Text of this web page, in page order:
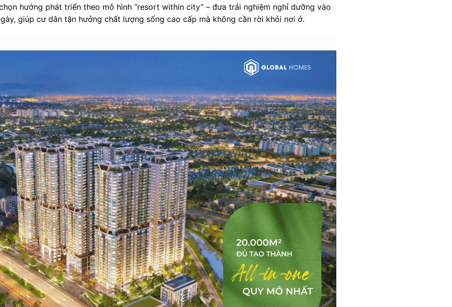
hướng phát triển theo mô hình “resort within city” – đưa trải nghiệm nghỉ dưỡng vào
giúp cư dân tận hưởng chất lượng sống cao cấp mà không cần rời khỏi nơi ở.